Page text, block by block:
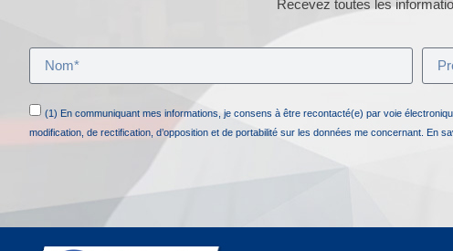
Recevez toutes les
(1) En communiquant mes informations, je consens à être recontacté(e) par voie
modification, de rectification, d’opposition et de portabilité sur les données me concernant. En